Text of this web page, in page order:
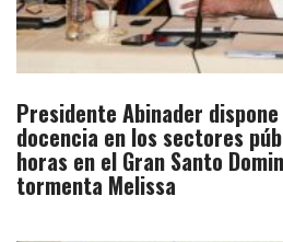
Presidente Abinader
docencia en los sectores
horas en el Gran Santo
tormenta Melissa